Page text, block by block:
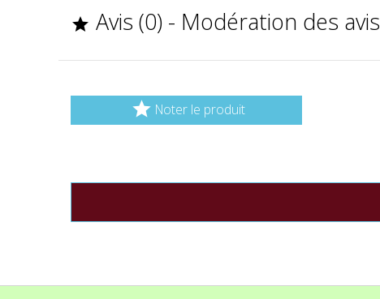
 Avis (0) - Modération des avis
 Noter le produit